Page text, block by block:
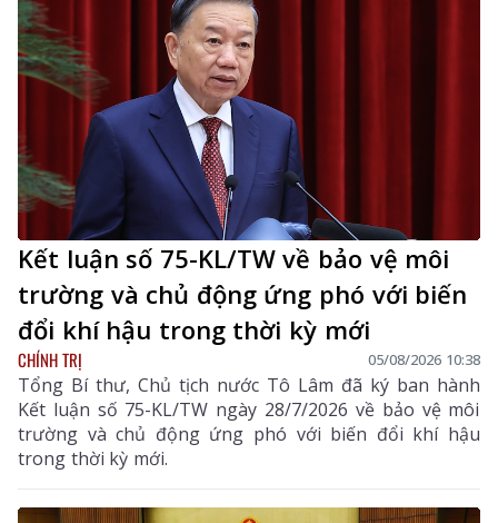
phát triển và bảo vệ đất nước.
Kết luận số 75-KL/TW về bảo vệ môi
trường và chủ động ứng phó với biến
đổi khí hậu trong thời kỳ mới
CHÍNH TRỊ 05/08/2026 10:38
Tổng Bí thư, Chủ tịch nước Tô Lâm đã ký ban hành
Kết luận số 75-KL/TW ngày 28/7/2026 về bảo vệ môi
trường và chủ động ứng phó với biến đổi khí hậu
trong thời kỳ mới.